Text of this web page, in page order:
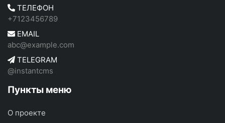
ТЕЛЕФОН
+7123456789
EMAIL
abc@example.com
TELEGRAM
@instantcms
Пункты меню
О проекте